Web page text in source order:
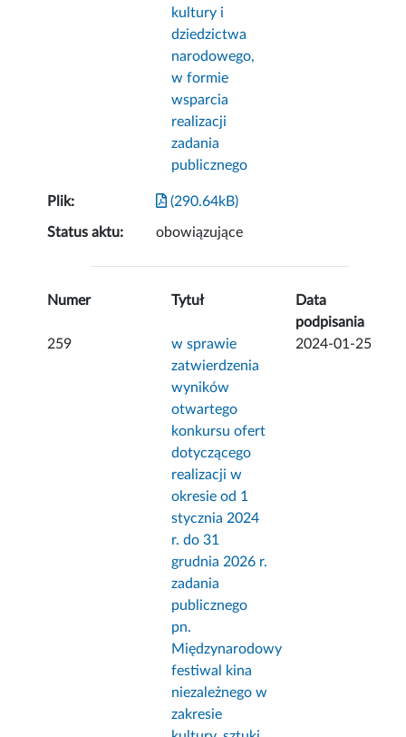
kultury i
dziedzictwa
narodowego,
w formie
wsparcia
realizacji
zadania
publicznego
Plik: (290.64kB)
Status aktu: obowiązujące
Numer Tytuł
Data
podpisania
259
w sprawie
zatwierdzenia
wyników
otwartego
konkursu ofert
dotyczącego
realizacji w
okresie od 1
stycznia 2024
r. do 31
grudnia 2026 r.
zadania
publicznego
pn.
Międzynarodowy
festiwal kina
niezależnego w
zakresie
2024-01-25